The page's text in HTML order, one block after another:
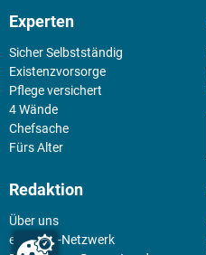
Experten
Sicher Selbstständig
Existenz­vorsorge
Pflege versichert
4 Wände
Chefsache
Fürs Alter
Redaktion
Über uns
experten-Netzwerk